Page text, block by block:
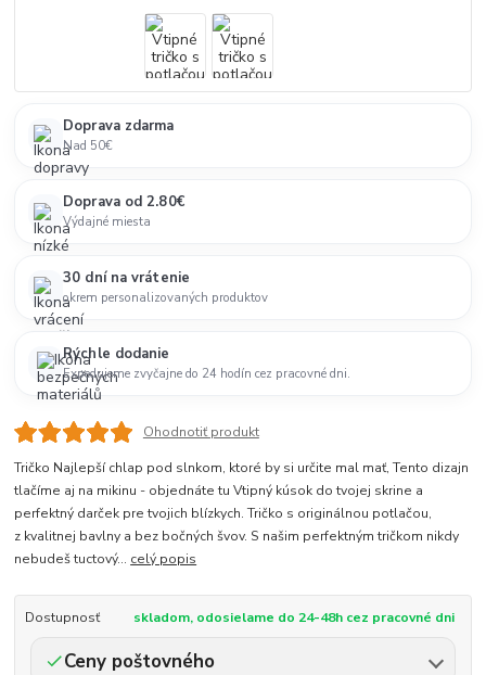
Doprava zdarma
Nad 50€
Doprava od 2.80€
Výdajné miesta
30 dní na vrátenie
okrem personalizovaných produktov
Rýchle dodanie
Expedujeme zvyčajne do 24 hodín cez pracovné dni.
Ohodnotiť produkt
Tričko Najlepší chlap pod slnkom, ktoré by si určite mal mať, Tento dizajn
tlačíme aj na mikinu - objednáte tu Vtipný kúsok do tvojej skrine a
perfektný darček pre tvojich blízkych. Tričko s originálnou potlačou,
z kvalitnej bavlny a bez bočných švov. S našim perfektným tričkom nikdy
nebudeš tuctový... celý popis
Dostupnosť skladom, odosielame do 24-48h cez pracovné dni
Ceny poštovného